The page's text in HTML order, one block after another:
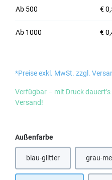
Ab 500 €
Ab 1000 €
*Preise exkl. MwSt. zzgl.
Verfügbar – mit Druck
Versand!
Außenfarbeauswählen
blau-glitter
(Diese Option ist zurzeit
grau-